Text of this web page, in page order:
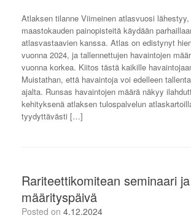
Atlaksen tilanne Viimeinen atlasvuosi
maastokauden painopisteitä käydään
atlasvastaavien kanssa. Atlas on edistynyt
vuonna 2024, ja tallennettujen havaintojen
vuonna korkea. Kiitos tästä kaikille
Muistathan, että havaintoja voi edelleen
ajalta. Runsas havaintojen määrä näkyy
kehityksenä atlaksen tulospalvelun
tyydyttävästi […]
Rariteettikomitean seminaari ja
määrityspäivä
Posted on 4.12.2024